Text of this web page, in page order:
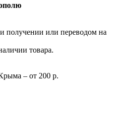
получении или переводом на
товара.
– от 200 р.